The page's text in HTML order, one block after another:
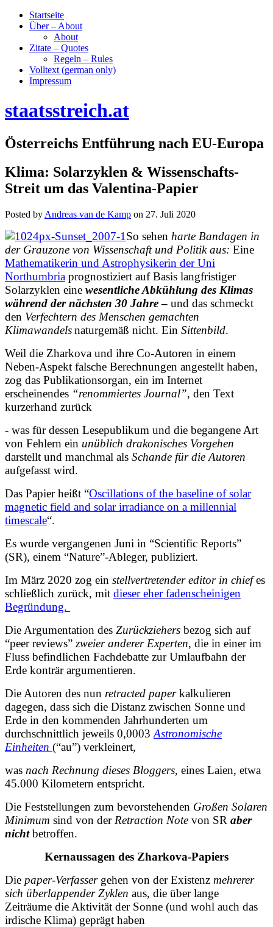
Startseite
Über – About
About
Zitate – Quotes
Regeln – Rules
Volltext (german only)
Impressum
staatsstreich.at
Österreichs Entführung nach EU-Europa
Klima: Solarzyklen & Wissenschafts-
Streit um das Valentina-Papier
Posted by Andreas van de Kamp on 27. Juli 2020
So sehen harte Bandagen in
der Grauzone von Wissenschaft und Politik aus: Eine
Mathematikerin und Astrophysikerin der Uni
Northumbria prognostiziert auf Basis langfristiger
Solarzyklen eine wesentliche Abkühlung des Klimas
während der nächsten 30 Jahre– und das schmeckt
den Verfechtern des Menschen gemachten
Klimawandelsnaturgemäß nicht. Ein Sittenbild.
Weil die Zharkova und ihre Co-Autoren in einem
Neben-Aspekt falsche Berechnungen angestellt haben,
zog das Publikationsorgan, ein im Internet
erscheinendes “renommiertes Journal”, den Text
kurzerhand zurück
- was für dessen Lesepublikum und die begangene Art
von Fehlern ein unüblich drakonisches Vorgehen
darstellt und manchmal als Schande für die Autoren
aufgefasst wird.
Das Papier heißt “Oscillations of the baseline of solar
magnetic field and solar irradiance on a millennial
timescale“.
Es wurde vergangenen Juni in “Scientific Reports”
(SR), einem “Nature”-Ableger, publiziert.
Im März 2020 zog ein stellvertretender editor in chiefes
schließlich zurück, mit dieser eher fadenscheinigen
Begründung.
Die Argumentation des Zurückziehers bezog sich auf
“peer reviews” zweier anderer Experten, die in einer im
Fluss befindlichen Fachdebatte zur Umlaufbahn der
Erde konträr argumentieren.
Die Autoren des nun retracted paperkalkulieren
dagegen, dass sich die Distanz zwischen Sonne und
Erde in den kommenden Jahrhunderten um
durchschnittlich jeweils 0,0003 Astronomische
Einheiten (“au”) verkleinert,
was nach Rechnung dieses Bloggers, eines Laien, etwa
45.000 Kilometern entspricht.
Die Feststellungen zum bevorstehenden Großen Solaren
Minimum sind von der Retraction Note von SR aber
nichtbetroffen.
Kernaussagen des Zharkova-Papiers
Die paper-Verfassergehen von der Existenz mehrerer
sich überlappender Zyklen aus, die über lange
Zeiträume die Aktivität der Sonne (und wohl auch das
irdische Klima) geprägt haben